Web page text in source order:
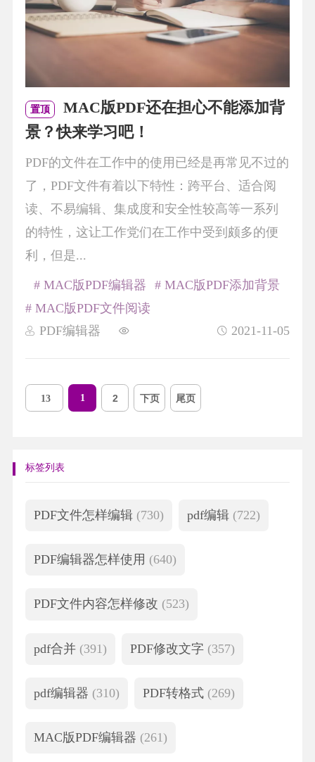
置顶
MAC版PDF还在担心不能添加背
景？快来学习吧！
PDF的文件在工作中的使用已经是再常见不过的
了，PDF文件有着以下特性：跨平台、适合阅
读、不易编辑、集成度和安全性较高等一系列
的特性，这让工作党们在工作中受到颇多的便
利，但是...
PDF编辑器 2021-11-05
# MAC版PDF编辑器
# MAC版PDF添加背景
# MAC版PDF文件阅读
13 1 2 下页 尾页
标签列表
PDF文件怎样编辑 (730) pdf编辑 (722)
PDF编辑器怎样使用 (640)
PDF文件内容怎样修改 (523)
pdf合并 (391) PDF修改文字 (357)
pdf编辑器 (310) PDF转格式 (269)
MAC版PDF编辑器 (261)